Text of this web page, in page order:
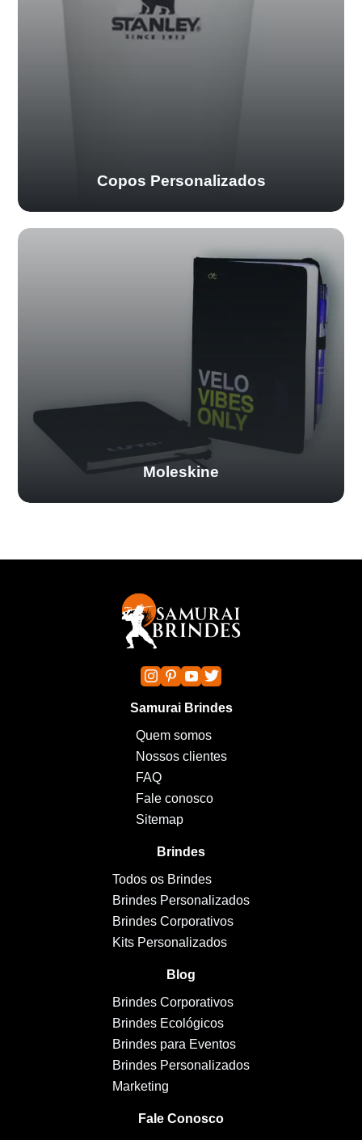
Copos Personalizados
Moleskine
Samurai Brindes
Quem somos
Nossos clientes
FAQ
Fale conosco
Sitemap
Brindes
Todos os Brindes
Brindes Personalizados
Brindes Corporativos
Kits Personalizados
Blog
Brindes Corporativos
Brindes Ecológicos
Brindes para Eventos
Brindes Personalizados
Marketing
Fale Conosco